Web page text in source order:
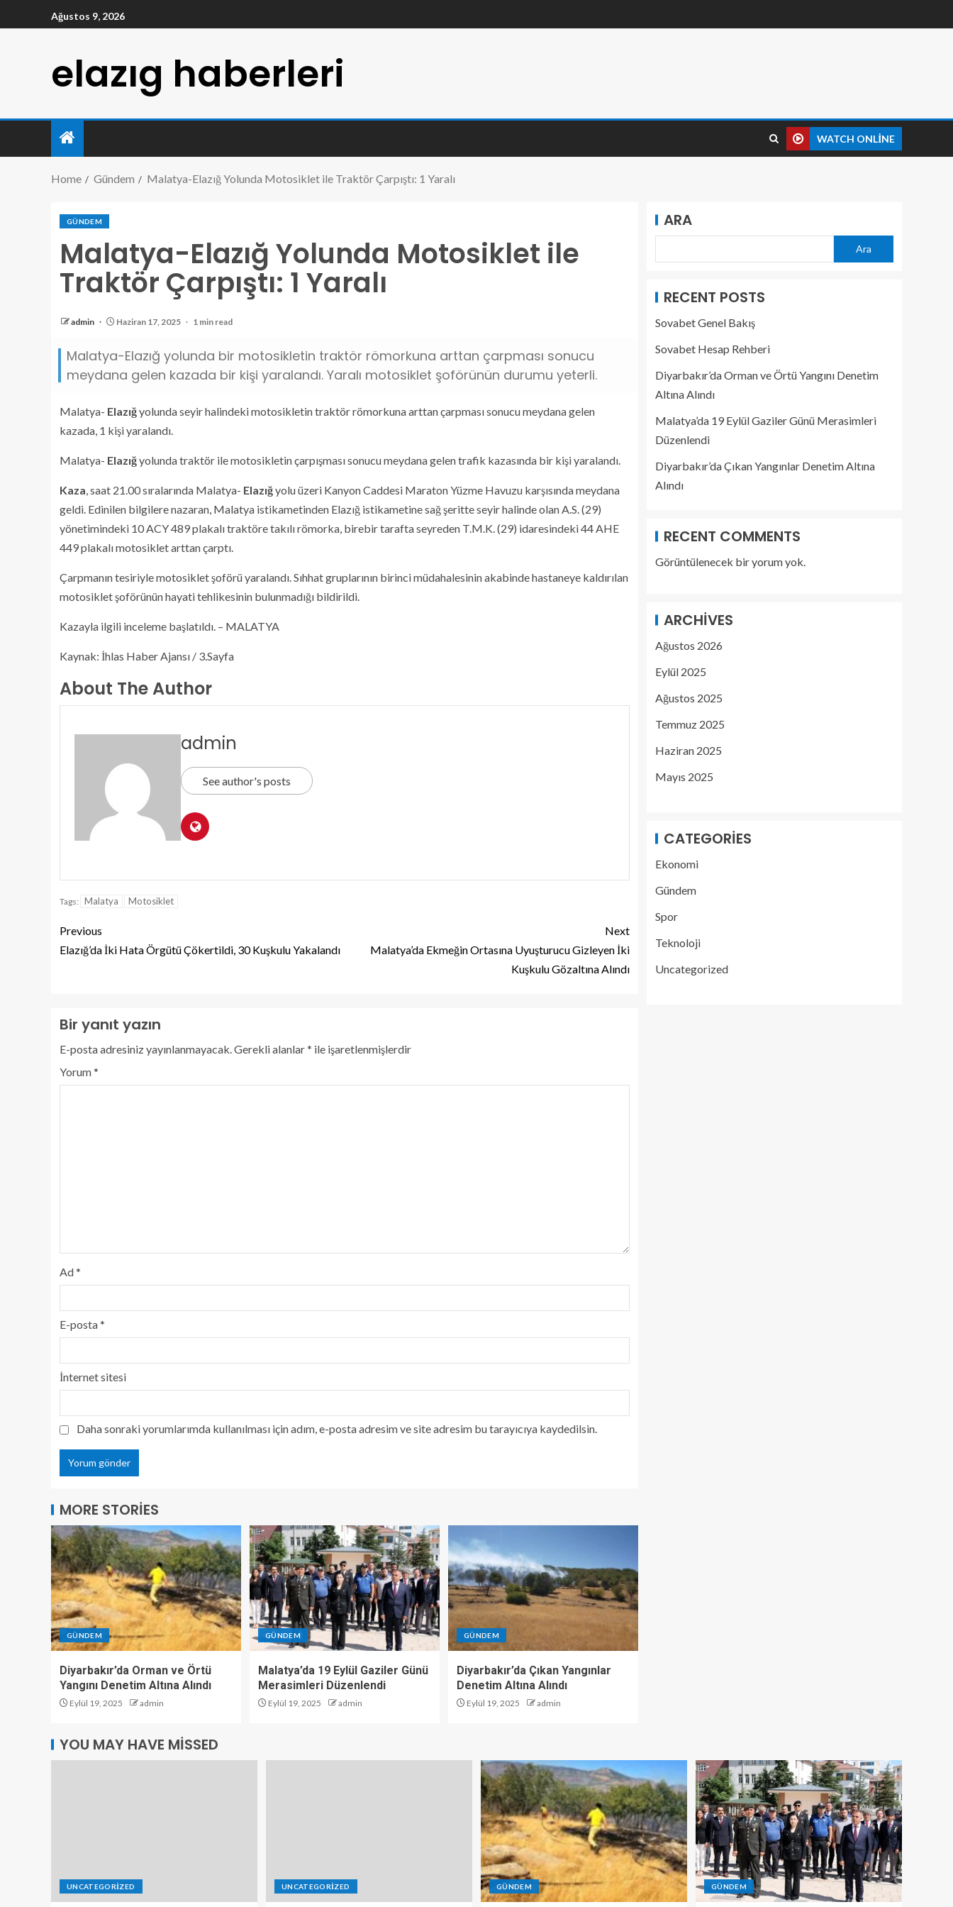
Ağustos 9, 2026
elazıg haberleri
WATCH ONLINE
Home Gündem Malatya-Elazığ Yolunda Motosiklet ile Traktör Çarpıştı: 1 Yaralı
GÜNDEM
Malatya-Elazığ Yolunda Motosiklet ile
Traktör Çarpıştı: 1 Yaralı
admin Haziran 17, 2025 1 min read
Malatya-Elazığ yolunda bir motosikletin traktör römorkuna arttan çarpması sonucu
meydana gelen kazada bir kişi yaralandı. Yaralı motosiklet şoförünün durumu yeterli.
Malatya- Elazığyolunda seyir halindeki motosikletin traktör römorkuna arttan çarpması sonucu meydana gelen
kazada, 1 kişi yaralandı.
Malatya- Elazığyolunda traktör ile motosikletin çarpışması sonucu meydana gelen trafik kazasında bir kişi yaralandı.
Kaza, saat 21.00 sıralarında Malatya- Elazığyolu üzeri Kanyon Caddesi Maraton Yüzme Havuzu karşısında meydana
geldi. Edinilen bilgilere nazaran, Malatya istikametinden Elazığ istikametine sağ şeritte seyir halinde olan A.S. (29)
yönetimindeki 10 ACY 489 plakalı traktöre takılı römorka, birebir tarafta seyreden T.M.K. (29) idaresindeki 44 AHE
449 plakalı motosiklet arttan çarptı.
Çarpmanın tesiriyle motosiklet şoförü yaralandı. Sıhhat gruplarının birinci müdahalesinin akabinde hastaneye kaldırılan
motosiklet şoförünün hayati tehlikesinin bulunmadığı bildirildi.
Kazayla ilgili inceleme başlatıldı. – MALATYA
Kaynak: İhlas Haber Ajansı / 3.Sayfa
About The Author
admin
See author's posts
Tags: Malatya Motosiklet
Previous
Elazığ’da İki Hata Örgütü Çökertildi, 30 Kuşkulu Yakalandı
Next
Malatya’da Ekmeğin Ortasına Uyuşturucu Gizleyen İki
Kuşkulu Gözaltına Alındı
Bir yanıt yazın
E-posta adresiniz yayınlanmayacak.Gerekli alanlar* ile işaretlenmişlerdir
Yorum*
Ad*
E-posta*
İnternet sitesi
Daha sonraki yorumlarımda kullanılması için adım, e-posta adresim ve site adresim bu tarayıcıya kaydedilsin.
MORE STORIES
GÜNDEM
Diyarbakır’da Orman ve Örtü
Yangını Denetim Altına Alındı
Eylül 19, 2025 admin
GÜNDEM
Malatya’da 19 Eylül Gaziler Günü
Merasimleri Düzenlendi
Eylül 19, 2025 admin
GÜNDEM
Diyarbakır’da Çıkan Yangınlar
Denetim Altına Alındı
Eylül 19, 2025 admin
ARA
Ara
RECENT POSTS
Sovabet Genel Bakış
Sovabet Hesap Rehberi
Diyarbakır’da Orman ve Örtü Yangını Denetim
Altına Alındı
Malatya’da 19 Eylül Gaziler Günü Merasimleri
Düzenlendi
Diyarbakır’da Çıkan Yangınlar Denetim Altına
Alındı
RECENT COMMENTS
Görüntülenecek bir yorum yok.
ARCHIVES
Ağustos 2026
Eylül 2025
Ağustos 2025
Temmuz 2025
Haziran 2025
Mayıs 2025
CATEGORIES
Ekonomi
Gündem
Spor
Teknoloji
Uncategorized
YOU MAY HAVE MISSED
UNCATEGORIZED UNCATEGORIZED GÜNDEM GÜNDEM